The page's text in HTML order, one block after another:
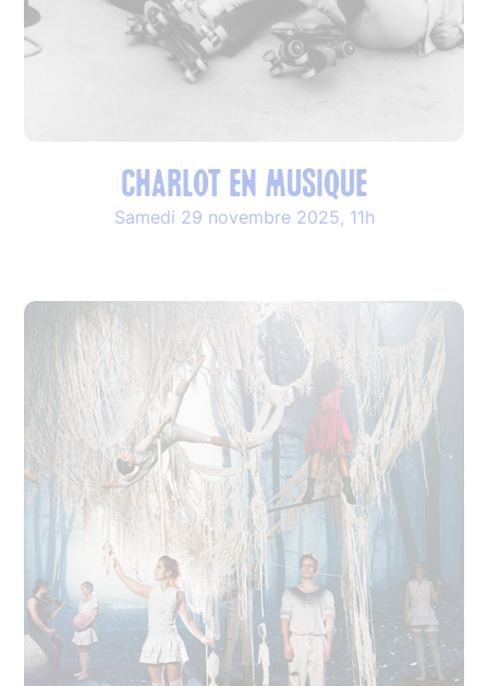
CHARLOT EN MUSIQUE
Samedi 29 novembre 2025, 11h